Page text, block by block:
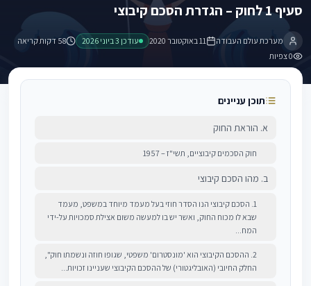
סעיף 1 לחוק – הגדרת הסכם קיבוצי
מערכת עולם העבודה 11 באוקטובר 2020 עודכן 3 ביוני 2026
58 דקות קריאה
0צפיות
תוכן עניינים
א. הוראת החוק
חוק הסכמים קיבוציים, תשי"ז – 1957
ב. מהו הסכם קיבוצי
1. הסכם קיבוצי הנו הסדר חוזי בעל מעמד מיוחד במשפט, מעמד
שבא לו מכוח החוק, ואשר יש בו למעשה משום אצילת סמכויות על-ידי
המח...
2. ההסכם הקיבוצי הוא 'מונסטרום' משפטי, שגופו חוזה ונשמתו חוק",
החלק החיובי (האובליגטורי) של ההסכם הקיבוצי שעניינו זכויות...